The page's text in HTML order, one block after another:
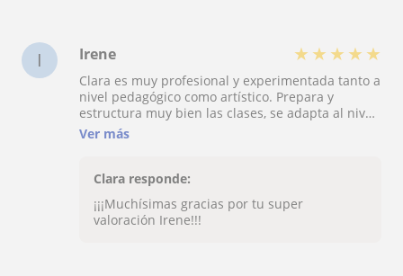
I Irene ★ ★ ★ ★ ★
Clara es muy profesional y experimentada tanto a
nivel pedagógico como artístico. Prepara y
estructura muy bien las clases, se adapta al nivel
de cada alumno y muestra mucho interés. Te
dudes en contactar con ella.
Ver más
Clara responde:
¡¡¡Muchísimas gracias por tu super
valoración Irene!!!